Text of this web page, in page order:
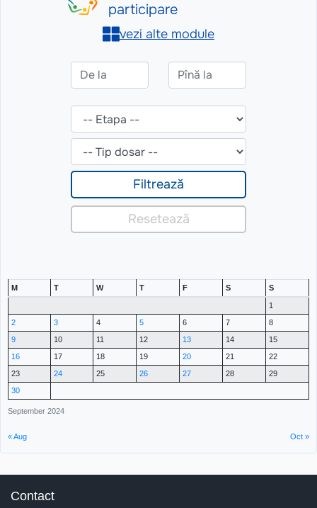
September 2024
M T W T F S S
1
2
3 4 5 6 7
8
9
10 11 12 13 14
15
16
17 18 19 20 21
22
23
24 25 26 27 28
29
30
« Aug Oct »
Contact